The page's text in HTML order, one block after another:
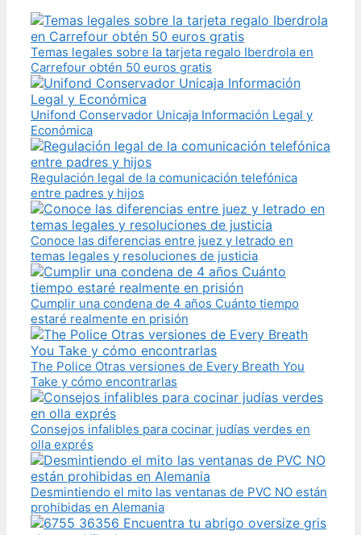
Temas legales sobre la tarjeta regalo Iberdrola en
Carrefour obtén 50 euros gratis
Unifond Conservador Unicaja Información Legal y
Económica
Regulación legal de la comunicación telefónica
entre padres y hijos
Conoce las diferencias entre juez y letrado en
temas legales y resoluciones de justicia
Cumplir una condena de 4 años Cuánto tiempo
estaré realmente en prisión
The Police Otras versiones de Every Breath You
Take y cómo encontrarlas
Consejos infalibles para cocinar judías verdes en
olla exprés
Desmintiendo el mito las ventanas de PVC NO están
prohibidas en Alemania